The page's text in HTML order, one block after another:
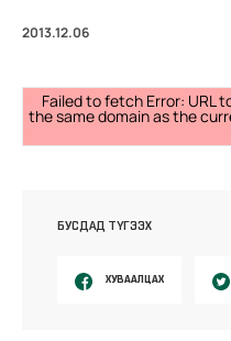
2013.12.06
Failed to fetch Error: URL
the same domain as the
БУСДАД ТҮГЭЭХ
ХУВААЛЦАХ